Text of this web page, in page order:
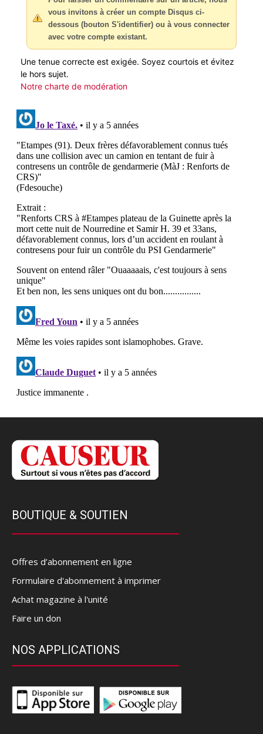
vous invitons à créer un compte Disqus ci-
dessous (bouton S'identifier) ou à vous connecter
avec votre compte existant.
Une tenue correcte est exigée. Soyez courtois et évitez
le hors sujet.
Notre charte de modération
BOUTIQUE & SOUTIEN
Offres d’abonnement en ligne
Formulaire d'abonnement à imprimer
Achat magazine à l'unité
Faire un don
NOS APPLICATIONS